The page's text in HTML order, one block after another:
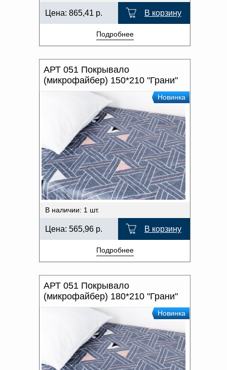
Цена: 865,41 р. В корзину
Подробнее
АРТ 051 Покрывало
(микрофайбер) 150*210 "Грани"
Новинка
В наличии: 1 шт.
Цена: 565,96 р. В корзину
Подробнее
АРТ 051 Покрывало
(микрофайбер) 180*210 "Грани"
Новинка